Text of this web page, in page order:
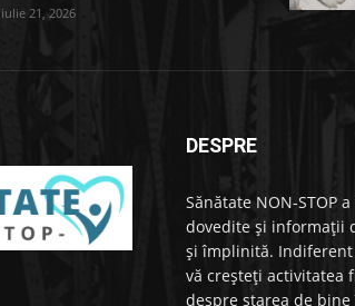
iulie 21, 2026
DESPRE
Sănătate NON-STOP
dovedite și informații
și împlinită.
vă creșteți activitatea
despre starea de